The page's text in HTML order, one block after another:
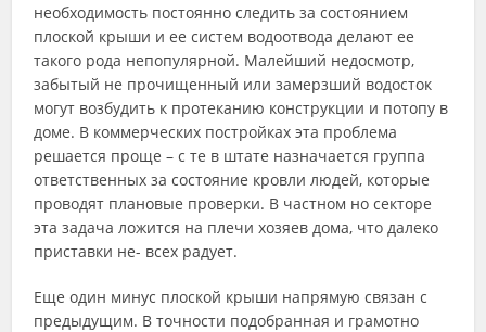
необходимость постоянно следить за состоянием
плоской крыши и ее систем водоотвода делают ее
такого рода непопулярной. Малейший недосмотр,
забытый не прочищенный или замерзший водосток
могут возбудить к протеканию конструкции и потопу в
доме. В коммерческих постройках эта проблема
решается проще – с те в штате назначается группа
ответственных за состояние кровли людей, которые
проводят плановые проверки. В частном но секторе
эта задача ложится на плечи хозяев дома, что далеко
приставки не- всех радует.
Еще один минус плоской крыши напрямую связан с
предыдущим. В точности подобранная и грамотно